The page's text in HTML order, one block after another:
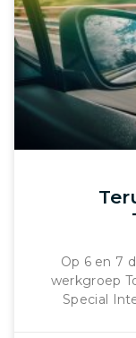
Op 6 en 7
werkgroep
Special